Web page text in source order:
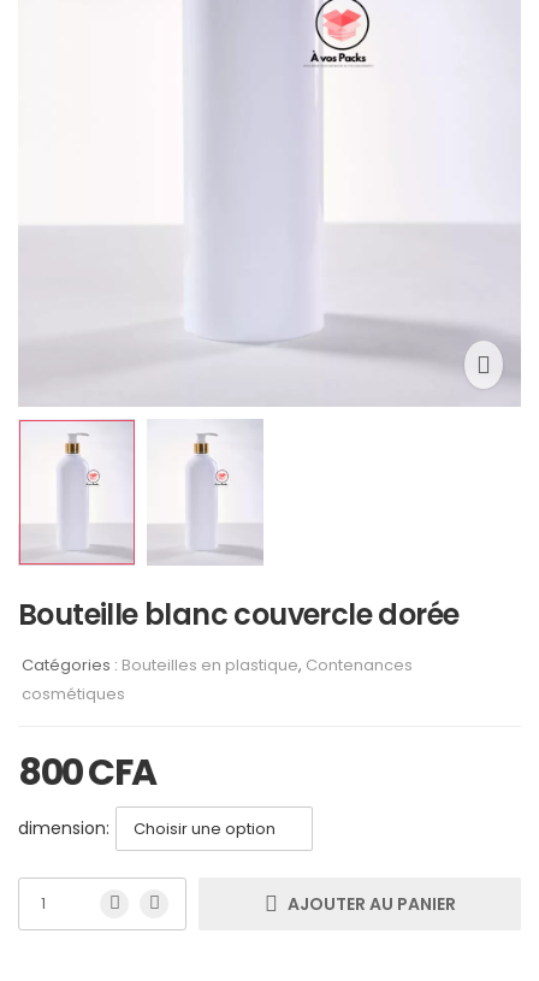
Bouteille blanc couvercle dorée
Catégories : Bouteilles en plastique, Contenances
cosmétiques
800CFA
dimension:
AJOUTER AU PANIER